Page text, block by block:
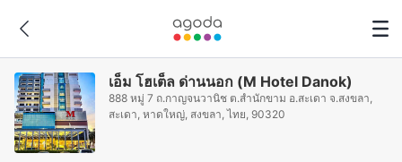
เอ็ม โฮเต็ล ด่านนอก (M Hotel Danok)
888 หมู่ 7 ถ.กาญจนวานิช ต.สำนักขาม อ.สะเดา จ.สงขลา,
สะเดา, หาดใหญ่, สงขลา, ไทย, 90320